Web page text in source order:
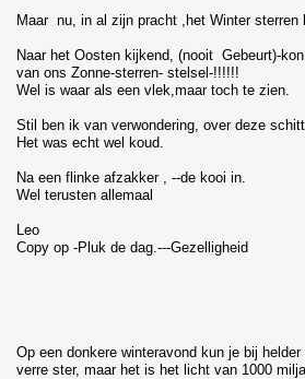
Maar nu, in al zijn pracht ,het Winter sterren
Naar het Oosten kijkend, (nooit Gebeurt)-
van ons Zonne-sterren- stelsel-!!!!!!
Wel is waar als een vlek,maar toch te zien.
Stil ben ik van verwondering, over deze
Het was echt wel koud.
Na een flinke afzakker , --de kooi in.
Wel terusten allemaal
Leo
Copy op -Pluk de dag.---Gezelligheid
Op een donkere winteravond kun je bij
verre ster, maar het is het licht van 1000